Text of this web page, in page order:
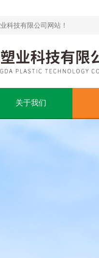
科技有限公司网站！
关于我们